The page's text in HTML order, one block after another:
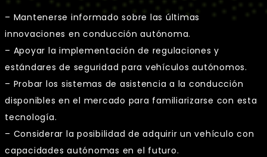
– Mantenerse informado sobre las últimas
innovaciones en conducción autónoma.
– Apoyar la implementación de regulaciones y
estándares de seguridad para vehículos autónomos.
– Probar los sistemas de asistencia a la conducción
disponibles en el mercado para familiarizarse con esta
tecnología.
– Considerar la posibilidad de adquirir un vehículo con
capacidades autónomas en el futuro.